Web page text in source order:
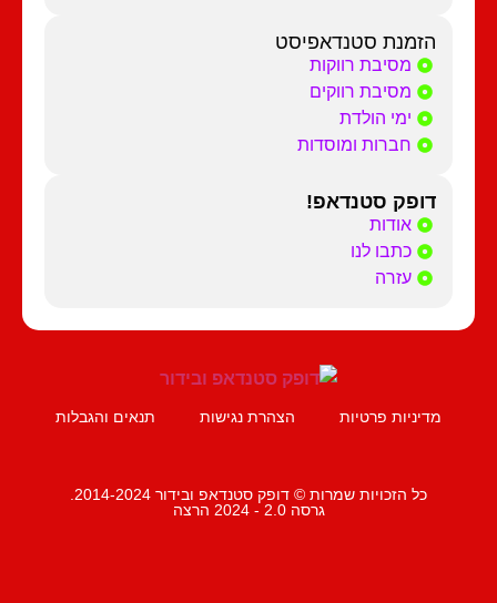
הזמנת סטנדאפיסט
מסיבת רווקות
מסיבת רווקים
ימי הולדת
חברות ומוסדות
דופק סטנדאפ!
אודות
כתבו לנו
עזרה
מדיניות פרטיות הצהרת נגישות תנאים והגבלות
כל הזכויות שמרות © דופק סטנדאפ ובידור 2014-2024.
גרסה 2.0 - 2024 הרצה